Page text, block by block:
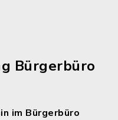
Bürgerbüro
im Bürgerbüro